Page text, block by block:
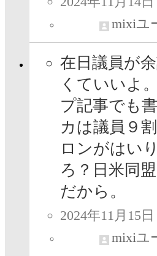
mixiユ
在日議員が
くていいよ
プ記事でも
カは議員９
ロンがはい
ろ？日米同
だから。
2024年11月15日
mixiユ